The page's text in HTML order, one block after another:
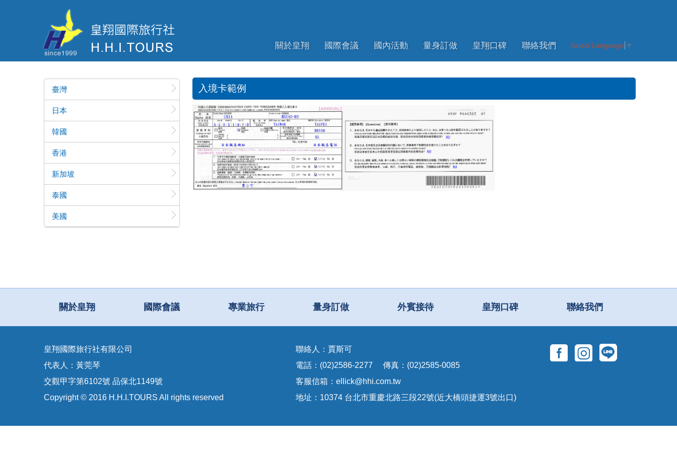
關於皇翔 國際會議 國內活動 量身訂做 皇翔口碑 聯絡我們 Select Language ▼
臺灣
日本
韓國
香港
新加坡
泰國
美國
入境卡範例
關於皇翔 國際會議 專業旅行 量身訂做 外賓接待 皇翔口碑 聯絡我們
皇翔國際旅行社有限公司
代表人：黃莞琴
交觀甲字第6102號 品保北1149號
Copyright © 2016 H.H.I.TOURS All rights reserved
聯絡人：賈斯可
電話：(02)2586-2277 傳真：(02)2585-0085
客服信箱： ellick@hhi.com.tw
地址：10374 台北市重慶北路三段22號(近大橋頭捷運3號出口)